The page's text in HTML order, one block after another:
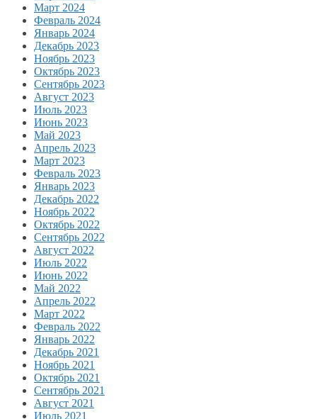
Март 2024
Февраль 2024
Январь 2024
Декабрь 2023
Ноябрь 2023
Октябрь 2023
Сентябрь 2023
Август 2023
Июль 2023
Июнь 2023
Май 2023
Апрель 2023
Март 2023
Февраль 2023
Январь 2023
Декабрь 2022
Ноябрь 2022
Октябрь 2022
Сентябрь 2022
Август 2022
Июль 2022
Июнь 2022
Май 2022
Апрель 2022
Март 2022
Февраль 2022
Январь 2022
Декабрь 2021
Ноябрь 2021
Октябрь 2021
Сентябрь 2021
Август 2021
Июль 2021